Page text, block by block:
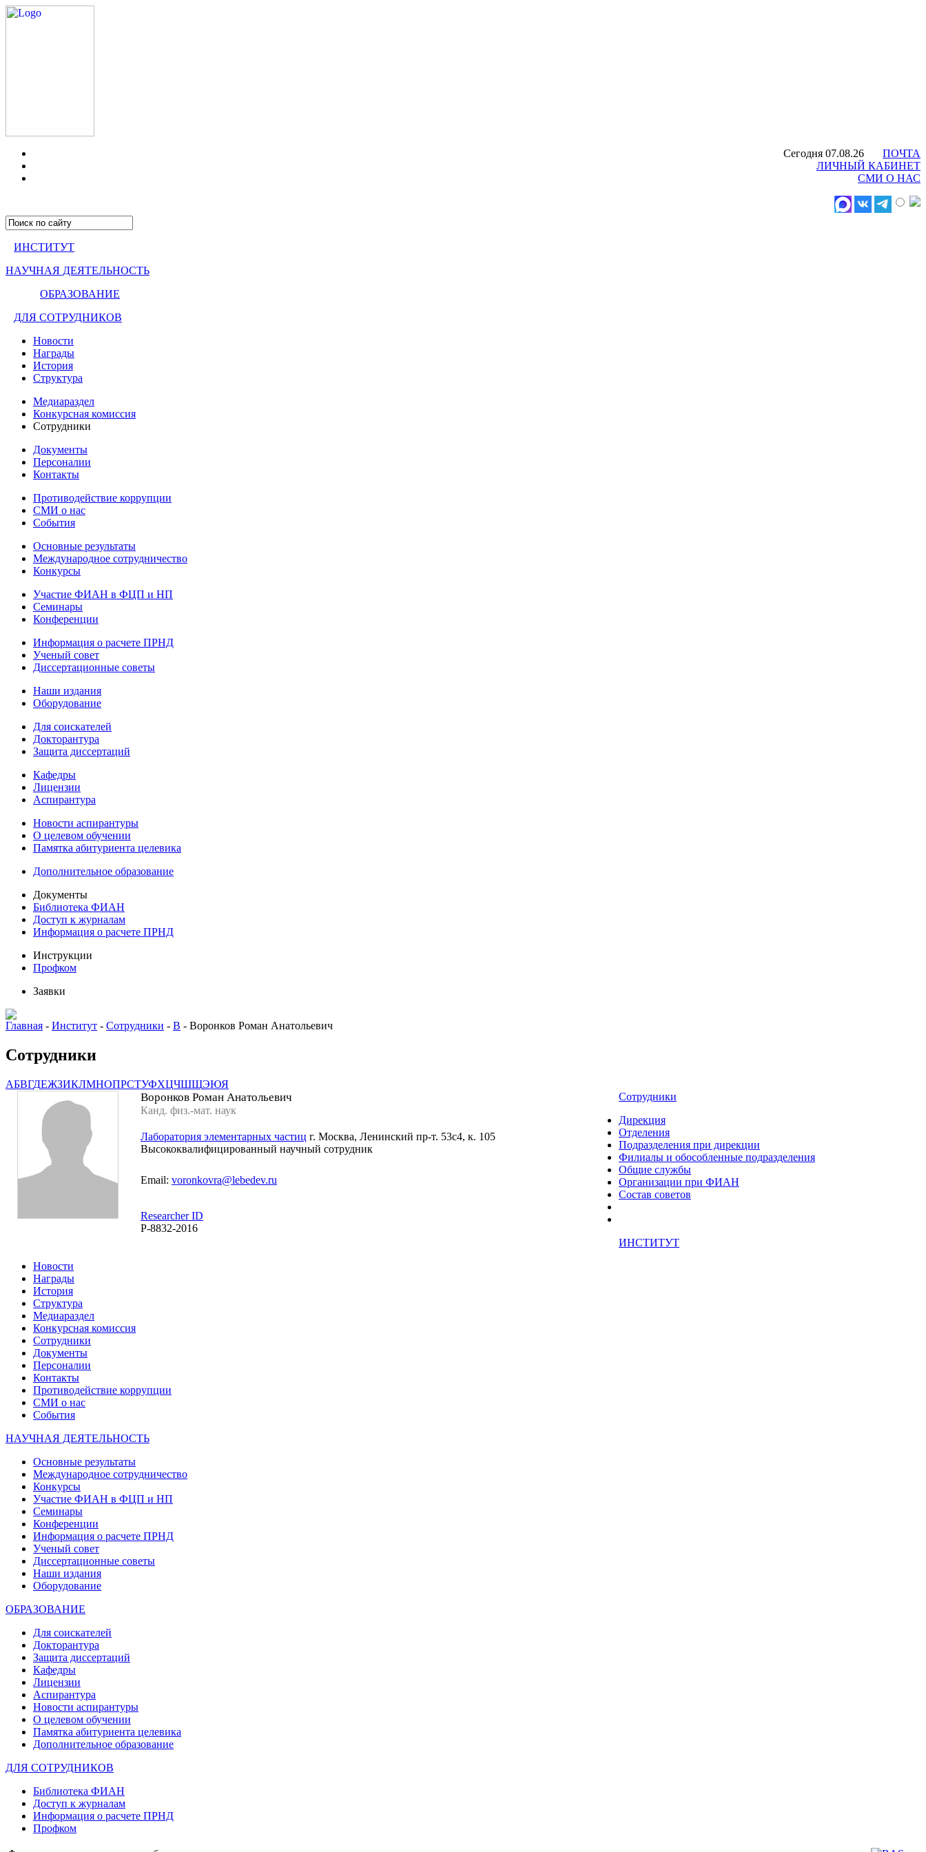
Сегодня 07.08.26
ПОЧТА
ЛИЧНЫЙ КАБИНЕТ
СМИ О НАС
ИНСТИТУТ
НАУЧНАЯ ДЕЯТЕЛЬНОСТЬ
ОБРАЗОВАНИЕ
ДЛЯ СОТРУДНИКОВ
Новости
Награды
История
Структура
Медиараздел
Конкурсная комиссия
Сотрудники
Документы
Персоналии
Контакты
Противодействие коррупции
СМИ о нас
События
Основные результаты
Международное сотрудничество
Конкурсы
Участие ФИАН в ФЦП и НП
Семинары
Конференции
Информация о расчете ПРНД
Ученый совет
Диссертационные советы
Наши издания
Оборудование
Для соискателей
Докторантура
Защита диссертаций
Кафедры
Лицензии
Аспирантура
Новости аспирантуры
О целевом обучении
Памятка абитуриента целевика
Дополнительное образование
Документы
Библиотека ФИАН
Доступ к журналам
Информация о расчете ПРНД
Инструкции
Профком
Заявки
Главная - Институт - Сотрудники - В - Воронков Роман Анатольевич
Сотрудники
АБВГДЕЖЗИКЛМНОПРСТУФХЦЧШЩЭЮЯ
Воронков Роман Анатольевич
Канд. физ.-мат. наук
Лаборатория элементарных частиц г. Москва, Ленинский пр-т. 53с4, к. 105
Высококвалифицированный научный сотрудник
Email: voronkovra@lebedev.ru
Researcher ID
P-8832-2016
Сотрудники
Дирекция
Отделения
Подразделения при дирекции
Филиалы и обособленные подразделения
Общие службы
Организации при ФИАН
Состав советов
ИНСТИТУТ
Новости
Награды
История
Структура
Медиараздел
Конкурсная комиссия
Сотрудники
Документы
Персоналии
Контакты
Противодействие коррупции
СМИ о нас
События
НАУЧНАЯ ДЕЯТЕЛЬНОСТЬ
Основные результаты
Международное сотрудничество
Конкурсы
Участие ФИАН в ФЦП и НП
Семинары
Конференции
Информация о расчете ПРНД
Ученый совет
Диссертационные советы
Наши издания
Оборудование
ОБРАЗОВАНИЕ
Для соискателей
Докторантура
Защита диссертаций
Кафедры
Лицензии
Аспирантура
Новости аспирантуры
О целевом обучении
Памятка абитуриента целевика
Дополнительное образование
ДЛЯ СОТРУДНИКОВ
Библиотека ФИАН
Доступ к журналам
Информация о расчете ПРНД
Профком